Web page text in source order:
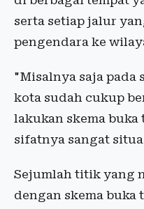
serta setiap jalur
pengendara ke
"Misalnya saja pada
kota sudah cukup
lakukan skema
sifatnya sangat
Sejumlah titik yang
dengan skema